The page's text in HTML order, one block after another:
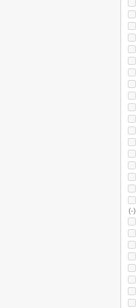
(-)